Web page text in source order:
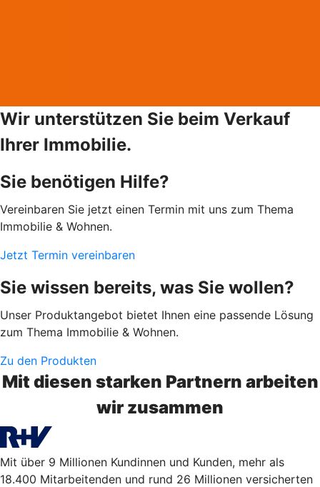
Wir unterstützen Sie beim Verkauf
Ihrer Immobilie.
Sie benötigen Hilfe?
Vereinbaren Sie jetzt einen Termin mit uns zum Thema
Immobilie & Wohnen.
Jetzt Termin vereinbaren
Sie wissen bereits, was Sie wollen?
Unser Produktangebot bietet Ihnen eine passende Lösung
zum Thema Immobilie & Wohnen.
Zu den Produkten
Mit diesen starken Partnern arbeiten
wir zusammen
Mit über 9 Millionen Kundinnen und Kunden, mehr als
18.400 Mitarbeitenden und rund 26 Millionen versicherten